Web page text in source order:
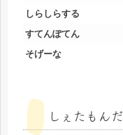
しらしらする
すてんぽてん
そげーな
しぇたもんだ